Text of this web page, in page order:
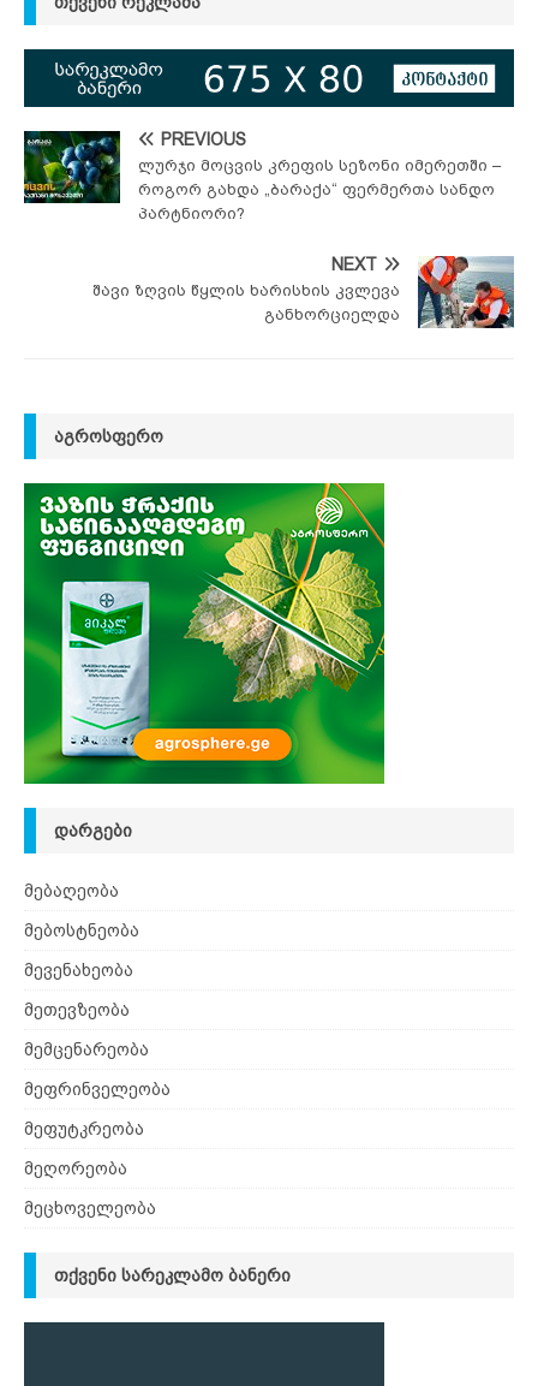
PREVIOUS
ლურჯი მოცვის კრეფის სეზონი იმერეთში –
როგორ გახდა „ბარაქა“ ფერმერთა სანდო
პარტნიორი?
NEXT
შავი ზღვის წყლის ხარისხის კვლევა
განხორციელდა
ᲐᲒᲠᲝᲡᲤᲔᲠᲝ
ᲓᲐᲠᲒᲔᲑᲘ
მებაღეობა
მებოსტნეობა
მევენახეობა
მეთევზეობა
მემცენარეობა
მეფრინველეობა
მეფუტკრეობა
მეღორეობა
მეცხოველეობა
ᲗᲥᲕᲔᲜᲘ ᲡᲐᲠᲔᲙᲚᲐᲛᲝ ᲑᲐᲜᲔᲠᲘ